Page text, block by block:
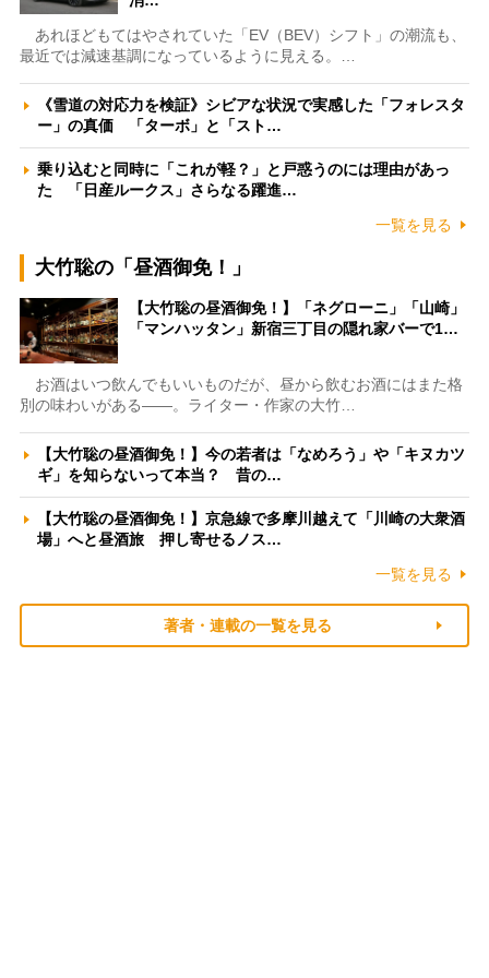
あれほどもてはやされていた「EV（BEV）シフト」の潮流も、
最近では減速基調になっているように見える。…
《雪道の対応力を検証》シビアな状況で実感した「フォレスタ
ー」の真価 「ターボ」と「スト…
乗り込むと同時に「これが軽？」と戸惑うのには理由があっ
た 「日産ルークス」さらなる躍進…
一覧を見る
大竹聡の「昼酒御免！」
【大竹聡の昼酒御免！】「ネグローニ」「山崎」
「マンハッタン」新宿三丁目の隠れ家バーで1…
お酒はいつ飲んでもいいものだが、昼から飲むお酒にはまた格
別の味わいがある――。ライター・作家の大竹…
【大竹聡の昼酒御免！】今の若者は「なめろう」や「キヌカツ
ギ」を知らないって本当？ 昔の…
【大竹聡の昼酒御免！】京急線で多摩川越えて「川崎の大衆酒
場」へと昼酒旅 押し寄せるノス…
一覧を見る
著者・連載の一覧を見る